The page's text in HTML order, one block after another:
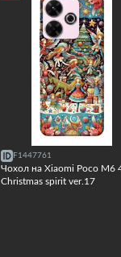
F1447761
Чохол на Xiaomi Poco M6
Christmas spirit ver.17